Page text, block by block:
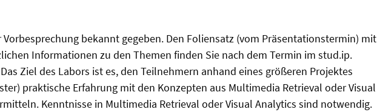
Vorbesprechung bekannt gegeben. Den Foliensatz (vom Präsentationstermin) mit
Informationen zu den Themen finden Sie nach dem Termin im stud.ip.
Ziel des Labors ist es, den Teilnehmern anhand eines größeren Projektes
praktische Erfahrung mit den Konzepten aus Multimedia Retrieval oder Visual
Kenntnisse in Multimedia Retrieval oder Visual Analytics sind notwendig.